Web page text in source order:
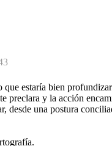
estaría bien
preclara y la acción
desde una postura